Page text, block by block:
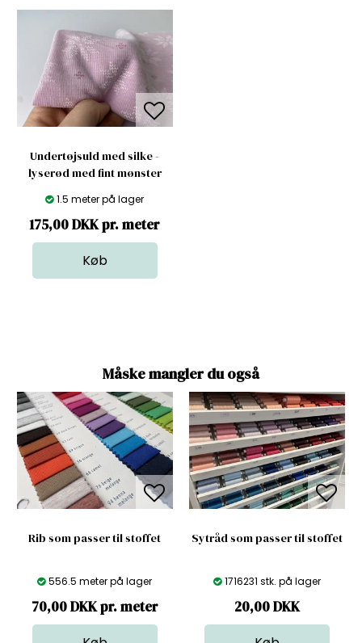
Undertøjsuld med silke -
lyserød med fint mønster
1.5 meter på lager
175,00 DKK pr. meter
Måske mangler du også
Rib som passer til stoffet
556.5 meter på lager
70,00 DKK pr. meter
Sytråd som passer til stoffet
1716231 stk. på lager
20,00DKK